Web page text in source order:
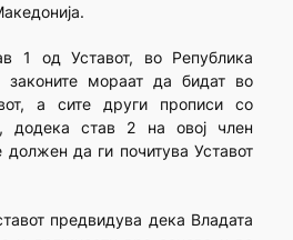
1 од Уставот, во Република
законите мораат да бидат во
а сите други прописи со
додека став 2 на овој член
должен да ги почитува Уставот
предвидува дека Владата